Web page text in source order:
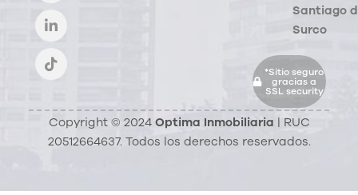
Santiago
Surco
*Sitio seguro
gracias a
SSL security
Copyright © 2024 Optima Inmobiliaria | RUC
20512664637. Todos los derechos reservados.